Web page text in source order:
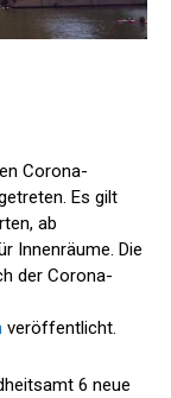
Corona-
Es gilt
ab
Innenräume. Die
der Corona-
veröffentlicht.
6 neue